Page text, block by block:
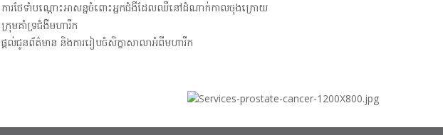
ការថែទាំបណ្តោះអាសន្នចំពោះអ្នកជំងឺដែលឈឺនៅដំណាក់កាលចុងក្រោយ
ក្រុមគាំទ្រជំងឺមហារីក
ផ្តល់ជូនព័ត៌មាន និងការរៀបចំសិក្ខាសាលាអំពីមហារីក